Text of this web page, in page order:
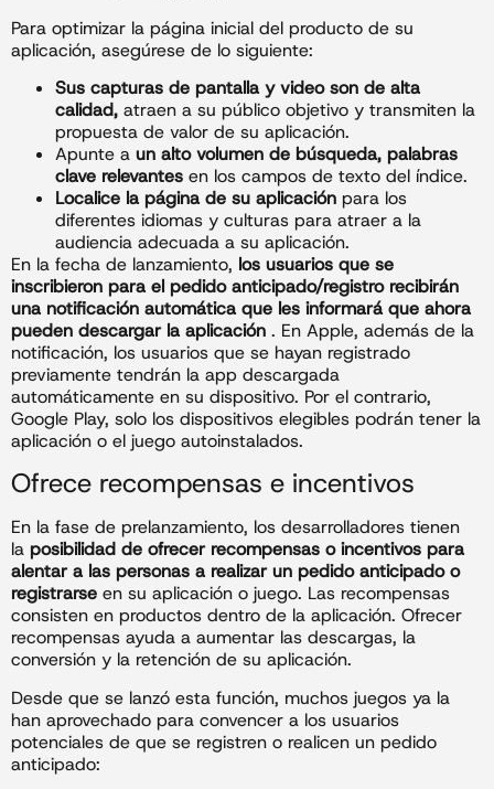
Para optimizar la página inicial del producto de su
aplicación, asegúrese de lo siguiente:
Sus capturas de pantalla y video son de alta
calidad, atraen a su público objetivo y transmiten la
propuesta de valor de su aplicación.
Apunte a un alto volumen de búsqueda, palabras
clave relevantes en los campos de texto del índice.
Localice la página de su aplicación para los
diferentes idiomas y culturas para atraer a la
audiencia adecuada a su aplicación.
En la fecha de lanzamiento, los usuarios que se
inscribieron para el pedido anticipado/registro recibirán
una notificación automática que les informará que ahora
pueden descargar la aplicación . En Apple, además de la
notificación, los usuarios que se hayan registrado
previamente tendrán la app descargada
automáticamente en su dispositivo. Por el contrario,
Google Play, solo los dispositivos elegibles podrán tener la
aplicación o el juego autoinstalados.
Ofrece recompensas e incentivos
En la fase de prelanzamiento, los desarrolladores tienen
la posibilidad de ofrecer recompensas o incentivos para
alentar a las personas a realizar un pedido anticipado o
registrarse en su aplicación o juego. Las recompensas
consisten en productos dentro de la aplicación. Ofrecer
recompensas ayuda a aumentar las descargas, la
conversión y la retención de su aplicación.
Desde que se lanzó esta función, muchos juegos ya la
han aprovechado para convencer a los usuarios
potenciales de que se registren o realicen un pedido
anticipado: